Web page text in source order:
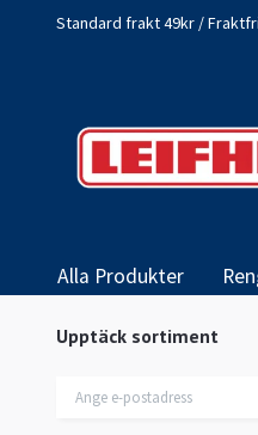
Standard frakt 49kr /
Alla Produkter
Upptäck sortiment